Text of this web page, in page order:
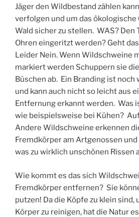
Jäger den Wildbestand zählen
verfolgen und um das
Wald sicher zu stellen. WAS? Den
Ohren eingeritzt werden? Geht
Leider Nein. Wenn Wildschweine
markiert werden Schuppern sie
Büschen ab. Ein Branding ist noch
und kann auch nicht so leicht aus
Entfernung erkannt werden. Was
wie beispielsweise bei Kühen?
Andere Wildschweine erkennen
Fremdkörper am Artgenossen
was zu wirklich unschönen Rissen
Wie kommt es das sich
Fremdkörper entfernen? Sie
putzen! Da die Köpfe zu klein sind,
Körper zu reinigen, hat die Natur